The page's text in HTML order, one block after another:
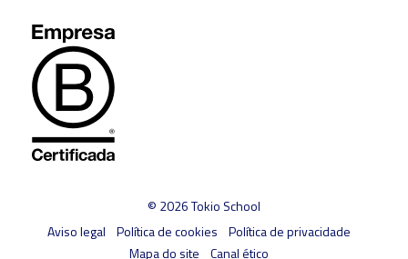
© 2026 Tokio School
Aviso legal
Política de cookies
Política de privacidade
Mapa do site
Canal ético